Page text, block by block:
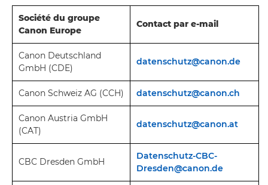
Société du groupe
Canon Europe
Contact par e-mail
Canon Deutschland
GmbH (CDE)
datenschutz@canon.de
Canon Schweiz AG (CCH) datenschutz@canon.ch
Canon Austria GmbH
(CAT)
datenschutz@canon.at
CBC Dresden GmbH
Datenschutz-CBC-
Dresden@canon.de